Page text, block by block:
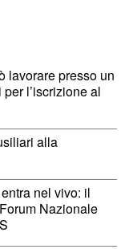
lavorare presso un
l’iscrizione al
alla
nel vivo: il
Nazionale